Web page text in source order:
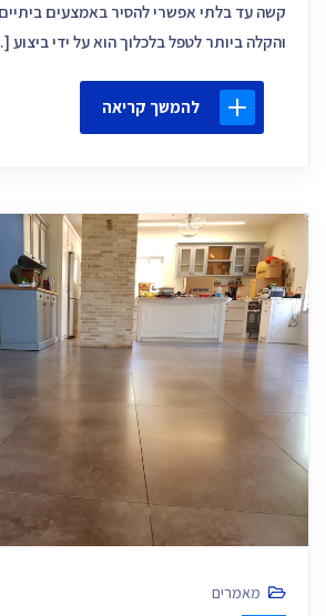
קשה עד בלתי אפשרי להסיר באמצעים
והקלה ביותר לטפל בלכלוך הוא על ידי
להמשך קריאה
מאמרים